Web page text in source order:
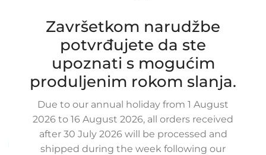
Završetkom narudžbe
potvrđujete da ste
upoznati s mogućim
produljenim rokom slanja.
Due to our annual holiday from 1 August
2026 to 16 August 2026, all orders received
after 30 July 2026 will be processed and
shipped during the week following our
Zamjensko crijevo intercoolera usisne
grane ROVER 400 2.0 D / ROVER 45
2.0 IDT / MG ZS 2.0 DT, PNH101320,
PNH101320B, PNH101320BK
20-1-18/OB
Stanje:Novo | Garancija: 5 god jamstva
Dostupno uz narudžbu (isti ili sljedeći radni dan)